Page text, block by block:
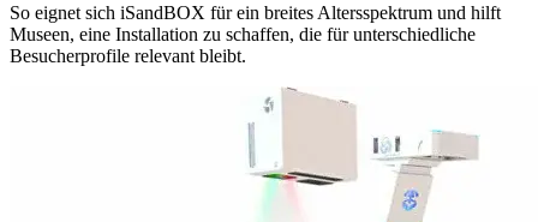
So eignet sich iSandBOX für ein breites Altersspektrum und hilft
Museen, eine Installation zu schaffen, die für unterschiedliche
Besucherprofile relevant bleibt.